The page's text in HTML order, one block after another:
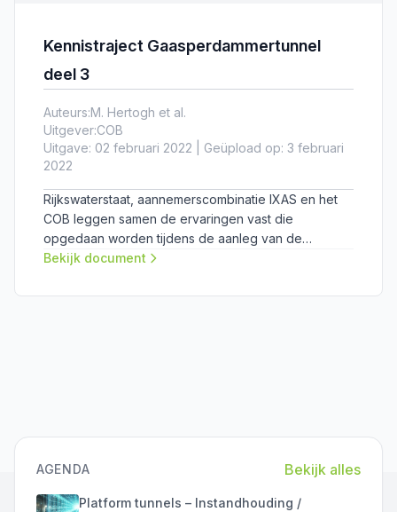
Kennistraject Gaasperdammertunnel
deel 3
Auteurs:M. Hertogh et al.
Uitgever:COB
Uitgave: 02 februari 2022 | Geüpload op: 3 februari
2022
Rijkswaterstaat, aannemerscombinatie IXAS en het
COB leggen samen de ervaringen vast die
opgedaan worden tijdens de aanleg van de
Gaasperdammertunnel. In dit derde deel van het
worden de lessen uit de periode 2018-2021
Bekijk document
AGENDA Bekijk alles
Platform tunnels – Instandhouding /